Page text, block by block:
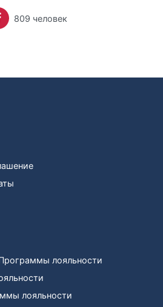
809 человек
лояльности
лояльности